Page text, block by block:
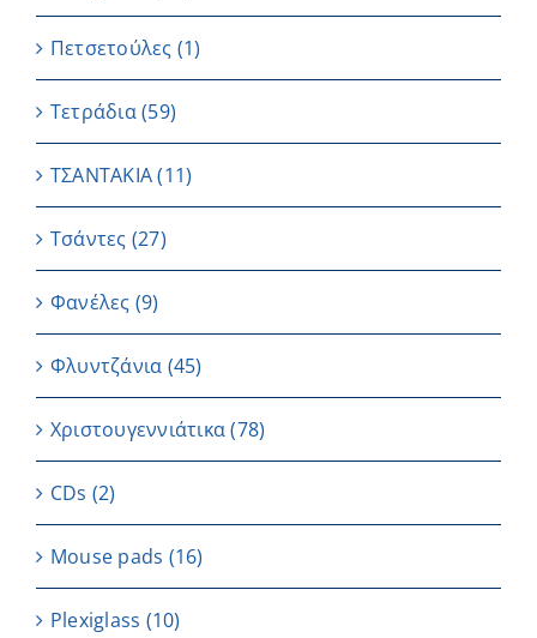
Πετσετούλες (1)
Τετράδια(59)
ΤΣΑΝΤΑΚΙΑ (11)
Τσάντες (27)
Φανέλες (9)
Φλυντζάνια (45)
Χριστουγεννιάτικα(78)
CDs (2)
Μouse pads (16)
Plexiglass (10)